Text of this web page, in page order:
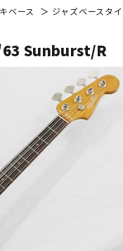
アコギ/エレアコ
ウクレレ
ベース ジャズベースタ
Sunburst/R